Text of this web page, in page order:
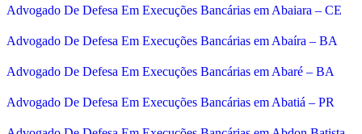
Advogado De Defesa Em Execuções Bancárias em Abaiara – CE
Advogado De Defesa Em Execuções Bancárias em Abaíra – BA
Advogado De Defesa Em Execuções Bancárias em Abaré – BA
Advogado De Defesa Em Execuções Bancárias em Abatiá – PR